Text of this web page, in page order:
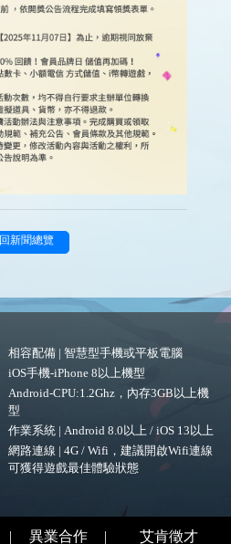
回新聞總覽
相容配備 | 智慧型手機或平板電腦
iOS手機-iPhone 8以上機型
Android-CPU:1.2Ghz，內存3GB以上機
型
作業系統 | Android 8.0以上 / iOS 13以上
網路連線 | 4G / Wifi，建議開啟Wifi連線
可獲得遊戲最佳體驗狀態
| 異業合作 | 艾肯徵才